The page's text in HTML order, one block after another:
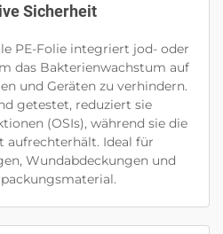
Sicherheit
PE-Folie integriert jod- oder
das Bakterienwachstum auf
und Geräten zu verhindern.
getestet, reduziert sie
(OSIs), während sie die
Ideal für
Wundabdeckungen und